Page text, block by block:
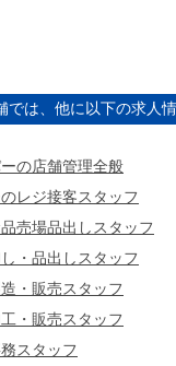
では、他に以下の求人
の店舗管理全般
レジ接客スタッフ
売場品出しスタッフ
・品出しスタッフ
・販売スタッフ
・販売スタッフ
スタッフ